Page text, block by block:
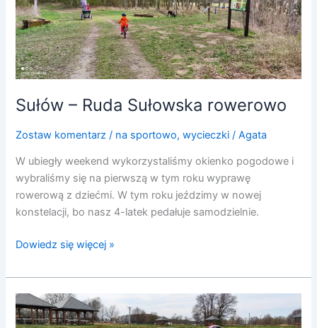
Sułów – Ruda Sułowska rowerowo
Zostaw komentarz / na sportowo,wycieczki /Agata
W ubiegły weekend wykorzystaliśmy okienko pogodowe i
wybraliśmy się na pierwszą w tym roku wyprawę
rowerową z dziećmi. W tym roku jeździmy w nowej
konstelacji, bo nasz 4-latek pedałuje samodzielnie.
Sułowska
rowerowo
Dowiedz się więcej »
Centrum
edukacyjno-